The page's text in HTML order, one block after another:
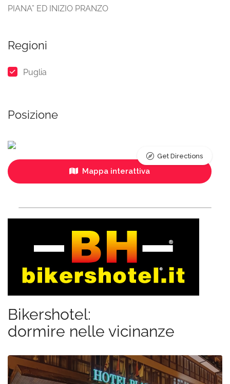
PIANA” ED INIZIO PRANZO
Regioni
Puglia
Posizione
Mappa interattiva
Get Directions
Bikershotel:
dormire nelle vicinanze